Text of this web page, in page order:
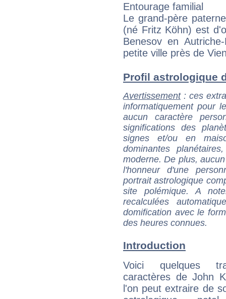
Entourage familial
Le grand-père
(né Fritz Köhn) est
Benesov en
petite ville près de
Profil astrologique
Avertissement: ces
informatiquement pour
aucun caractère
significations des
signes et/ou en
dominantes
moderne. De plus,
l'honneur d'une
portrait astrologique
site polémique. A
recalculées
domification avec le
des heures connues.
Introduction
Voici quelques
caractères de John
l'on peut extraire de